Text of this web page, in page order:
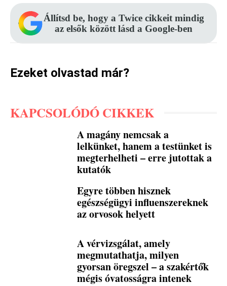
Állítsd be, hogy a Twice cikkeit mindig
az elsők között lásd a Google-ben
Ezeket olvastad már?
KAPCSOLÓDÓ CIKKEK
A magány nemcsak a
lelkünket, hanem a testünket is
megterhelheti – erre jutottak a
kutatók
Egyre többen hisznek
egészségügyi influenszereknek
az orvosok helyett
A vérvizsgálat, amely
megmutathatja, milyen
gyorsan öregszel – a szakértők
mégis óvatosságra intenek